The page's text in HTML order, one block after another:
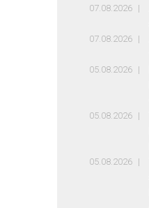
07.08.2026
07.08.2026
05.08.2026
05.08.2026
05.08.2026